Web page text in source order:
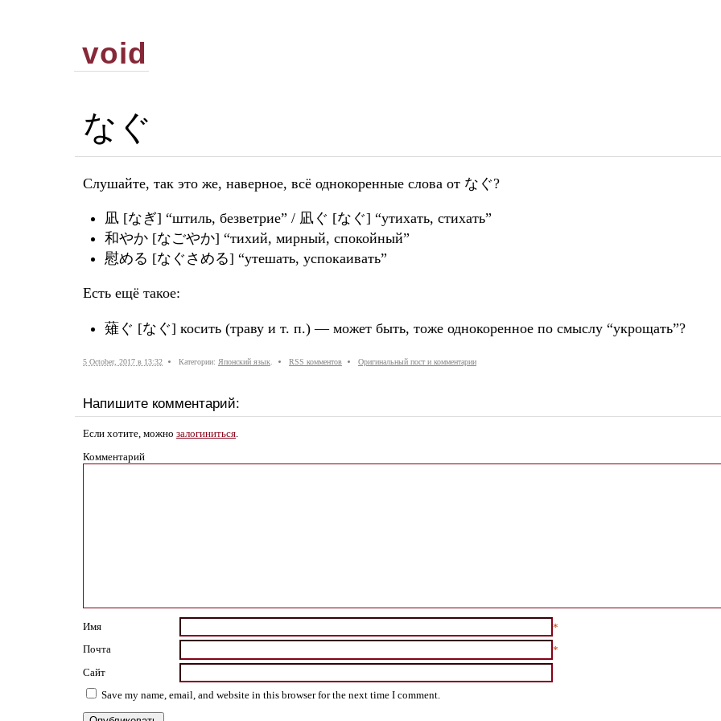
void
なぐ
Слушайте, так это же, наверное, всё однокоренные слова от なぐ?
凪 [なぎ] “штиль, безветрие” / 凪ぐ [なぐ] “утихать, стихать”
和やか [なごやか] “тихий, мирный, спокойный”
慰める [なぐさめる] “утешать, успокаивать”
Есть ещё такое:
薙ぐ [なぐ] косить (траву и т. п.) — может быть, тоже однокоренное по смыслу “укрощать”?
5 October, 2017 в 13:32 Категории: Японский язык RSS комментов Оригинальный пост и комментарии
Напишите комментарий:
Если хотите, можно залогиниться
Комментарий
Имя
*
Почта
*
Сайт
Save my name, email, and website in this browser for the next time I comment.